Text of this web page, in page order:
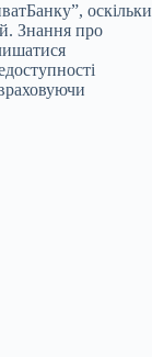
оскільки
Знання про